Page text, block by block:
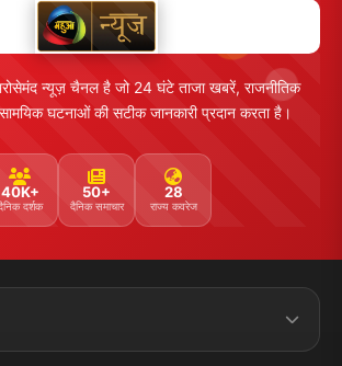
न्यूज़ चैनल है जो 24 घंटे ताजा खबरें, राजनीतिक
घटनाओं की सटीक जानकारी प्रदान करता है।
40K+
दर्शक
50+
दैनिक समाचार
28
राज्य कवरेज